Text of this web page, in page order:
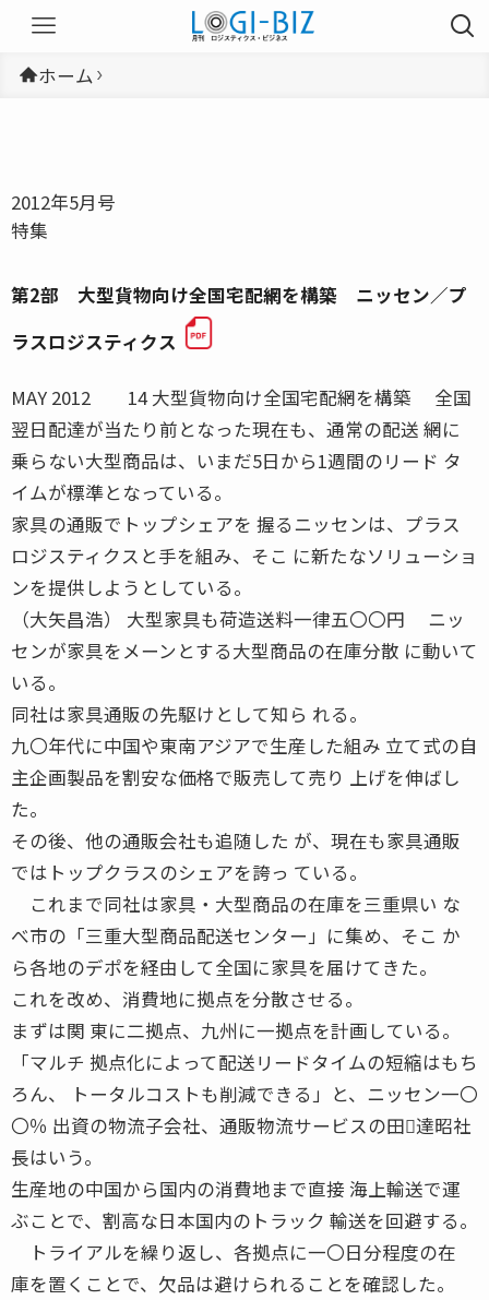
ホーム
2012年5月号
特集
第2部 大型貨物向け全国宅配網を構築 ニッセン／プ
ラスロジスティクス
MAY 2012 14 大型貨物向け全国宅配網を構築 全国
翌日配達が当たり前となった現在も、通常の配送 網に
乗らない大型商品は、いまだ5日から1週間のリード タ
イムが標準となっている。
家具の通販でトップシェアを 握るニッセンは、プラス
ロジスティクスと手を組み、そこ に新たなソリューショ
ンを提供しようとしている。
（大矢昌浩） 大型家具も荷造送料一律五〇〇円 ニッ
センが家具をメーンとする大型商品の在庫分散 に動いて
いる。
同社は家具通販の先駆けとして知ら れる。
九〇年代に中国や東南アジアで生産した組み 立て式の自
主企画製品を割安な価格で販売して売り 上げを伸ばし
た。
その後、他の通販会社も追随した が、現在も家具通販
ではトップクラスのシェアを誇っ ている。
これまで同社は家具・大型商品の在庫を三重県い な
べ市の「三重大型商品配送センター」に集め、そこ か
ら各地のデポを経由して全国に家具を届けてきた。
これを改め、消費地に拠点を分散させる。
まずは関 東に二拠点、九州に一拠点を計画している。
「マルチ 拠点化によって配送リードタイムの短縮はもち
ろん、 トータルコストも削減できる」と、ニッセン一〇
〇％ 出資の物流子会社、通販物流サービスの田達昭社
長はいう。
生産地の中国から国内の消費地まで直接 海上輸送で運
ぶことで、割高な日本国内のトラック 輸送を回避する。
トライアルを繰り返し、各拠点に一〇日分程度の在
庫を置くことで、欠品は避けられることを確認した。